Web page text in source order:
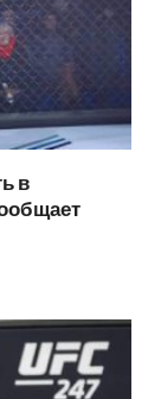
в